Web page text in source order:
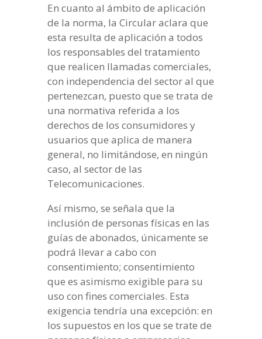
En cuanto al ámbito de aplicación
de la norma, la Circular aclara que
esta resulta de aplicación a todos
los responsables del tratamiento
que realicen llamadas comerciales,
con independencia del sector al que
pertenezcan, puesto que se trata de
una normativa referida a los
derechos de los consumidores y
usuarios que aplica de manera
general, no limitándose, en ningún
caso, al sector de las
Telecomunicaciones.
Así mismo, se señala que la
inclusión de personas físicas en las
guías de abonados, únicamente se
podrá llevar a cabo con
consentimiento; consentimiento
que es asimismo exigible para su
uso con fines comerciales. Esta
exigencia tendría una excepción: en
los supuestos en los que se trate de